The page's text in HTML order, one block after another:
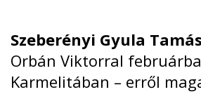
Szeberényi Gyula Tamás
Orbán Viktorral
Karmelitában – erről